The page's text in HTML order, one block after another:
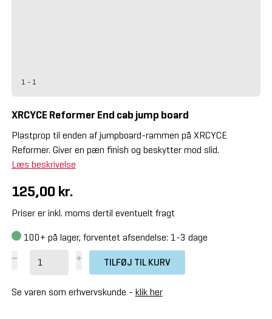
1 - 1
XRCYCE Reformer End cab jump board
Plastprop til enden af jumpboard-rammen på XRCYCE
Reformer. Giver en pæn finish og beskytter mod slid.
Læs beskrivelse
125,00 kr.
Priser er inkl. moms dertil eventuelt fragt
100+ på lager, forventet afsendelse: 1-3 dage
TILFØJ TIL KURV
Se varen som erhvervskunde - klik her